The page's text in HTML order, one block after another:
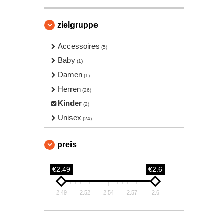
zielgruppe
Accessoires (5)
Baby (1)
Damen (1)
Herren (26)
Kinder (2)
Unisex (24)
preis
€2.49 €2.6
2.49 2.52 2.54 2.57 2.6